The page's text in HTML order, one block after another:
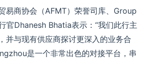
易商协会（AFMT）荣誉司库、 Group
官Dhanesh Bhatia表示 ： “我们此行主
并与现有供应商探讨更深入的业务合
是一个非常出色的对接平台，串